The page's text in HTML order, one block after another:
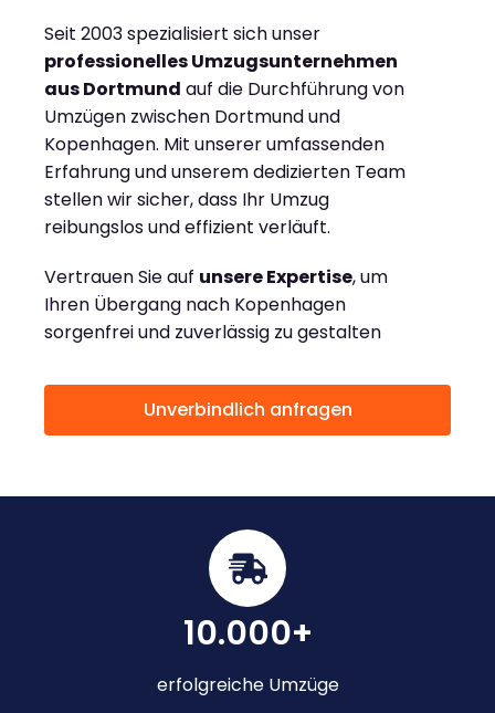
Seit 2003 spezialisiert sich unser
professionelles Umzugsunternehmen
aus Dortmund auf die Durchführung von
Umzügen zwischen Dortmund und
Kopenhagen. Mit unserer umfassenden
Erfahrung und unserem dedizierten Team
stellen wir sicher, dass Ihr Umzug
reibungslos und effizient verläuft.
Vertrauen Sie auf unsere Expertise, um
Ihren Übergang nach Kopenhagen
sorgenfrei und zuverlässig zu gestalten
Unverbindlich anfragen
10.000+
erfolgreiche Umzüge